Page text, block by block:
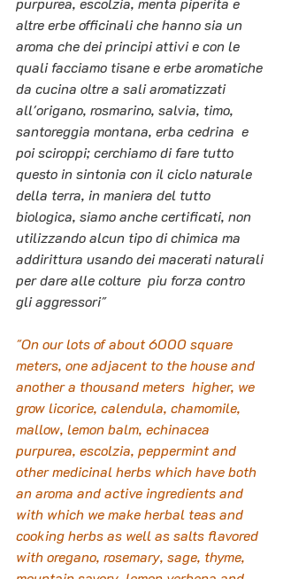
altre erbe officinali che hanno sia un
aroma che dei principi attivi e con le
quali facciamo tisane e erbe aromatiche
da cucina oltre a sali aromatizzati
all'origano, rosmarino, salvia, timo,
santoreggia montana, erba cedrina  e
poi sciroppi; cerchiamo di fare tutto
questo in sintonia con il ciclo naturale
della terra, in maniera del tutto
biologica, siamo anche certificati, non
utilizzando alcun tipo di chimica ma
addirittura usando dei macerati naturali
per dare alle colture  piu forza contro
gli aggressori"
"On our lots of about 6000 square
meters, one adjacent to the house and
another a thousand meters  higher, we
grow licorice, calendula, chamomile,
mallow, lemon balm, echinacea
purpurea, escolzia, peppermint and
other medicinal herbs which have both
an aroma and active ingredients and
with which we make herbal teas and
cooking herbs as well as salts flavored
with oregano, rosemary, sage, thyme,